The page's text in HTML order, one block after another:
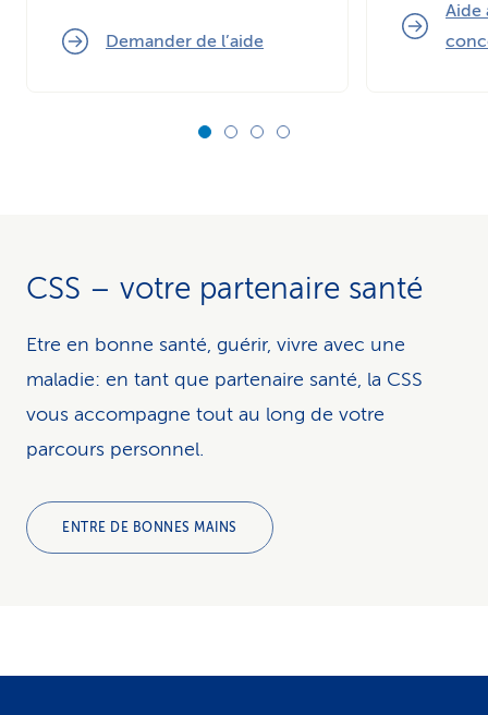
Demander de l’aide
Aide
CSS – votre partenaire santé
Etre en bonne santé, guérir, vivre avec une
maladie: en tant que partenaire santé, la CSS
vous accompagne tout au long de votre
parcours personnel.
ENTRE DE BONNES MAINS